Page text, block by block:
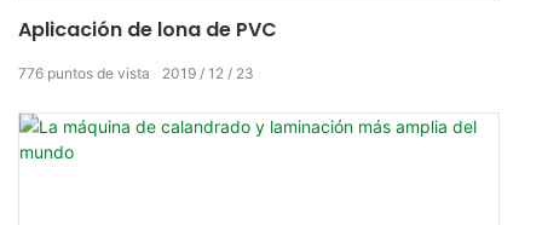
Aplicación de lona de PVC
2019 12 23
776 puntos de vista